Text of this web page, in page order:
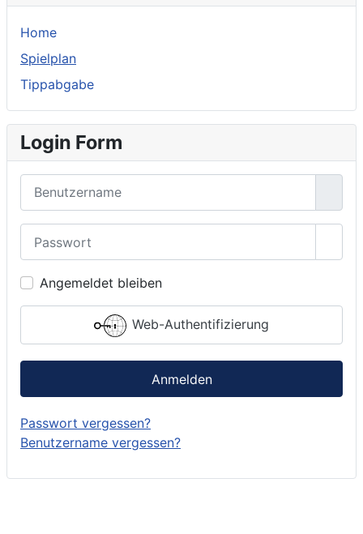
Home
Spielplan
Tippabgabe
Login Form
Angemeldet bleiben
Web-Authentifizierung
Anmelden
Passwort vergessen?
Benutzername vergessen?